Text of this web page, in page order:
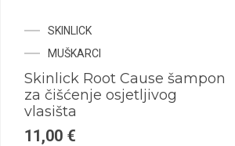
SKINLICK
MUŠKARCI
Skinlick Root Cause šampon
za čišćenje osjetljivog
vlasišta
11,00 €